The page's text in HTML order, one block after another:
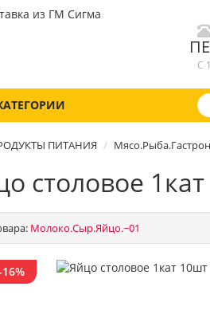
С
ПИТАНИЯ
столовое
Молоко.Сыр.Яйцо.~01